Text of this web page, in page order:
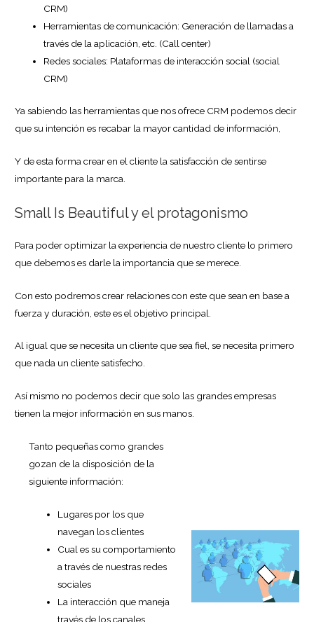
CRM)
Herramientas de comunicación: Generación de llamadas a
través de la aplicación, etc. (Call center)
Redes sociales: Plataformas de interacción social (social
CRM)
Ya sabiendo las herramientas que nos ofrece CRM podemos decir
que su intención es recabar la mayor cantidad de información,
Y de esta forma crear en el cliente la satisfacción de sentirse
importante para la marca.
Small Is Beautiful y el protagonismo
Para poder optimizar la experiencia de nuestro cliente lo primero
que debemos es darle la importancia que se merece.
Con esto podremos crear relaciones con este que sean en base a
fuerza y duración, este es el objetivo principal.
Al igual que se necesita un cliente que sea fiel, se necesita primero
que nada un cliente satisfecho.
Así mismo no podemos decir que solo las grandes empresas
tienen la mejor información en sus manos.
Tanto pequeñas como grandes
gozan de la disposición de la
siguiente información:
Lugares por los que
navegan los clientes
Cual es su comportamiento
a través de nuestras redes
sociales
La interacción que maneja
través de los canales.